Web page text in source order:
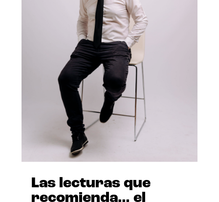
Las lecturas que
recomienda… el